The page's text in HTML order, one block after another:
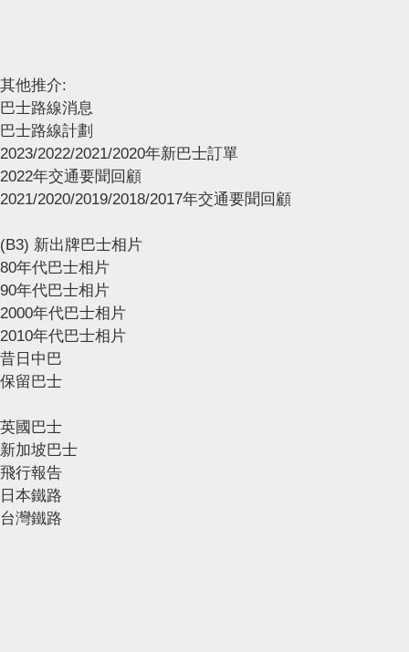
其他推介:
巴士路線消息
巴士路線計劃
2023/2022/2021/2020年新巴士訂單
2022年交通要聞回顧
2021/2020/2019/2018/2017年交通要聞回顧
(B3) 新出牌巴士相片
80年代巴士相片
90年代巴士相片
2000年代巴士相片
2010年代巴士相片
昔日中巴
保留巴士
英國巴士
新加坡巴士
飛行報告
日本鐵路
台灣鐵路